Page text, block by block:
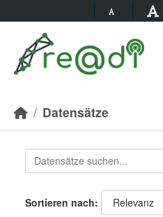
Datensätze
Sortieren nach